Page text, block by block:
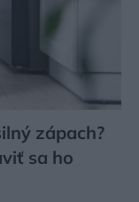
zápach?
sa ho